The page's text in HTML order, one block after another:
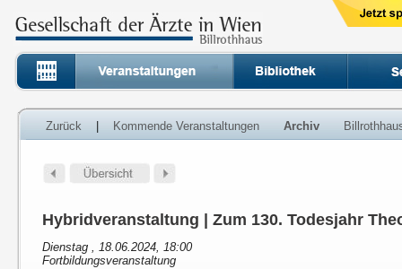
Zurück Kommende Veranstaltungen Archiv
Hybridveranstaltung | Zum 130. Todesjahr
Dienstag , 18.06.2024, 18:00
Fortbildungsveranstaltung